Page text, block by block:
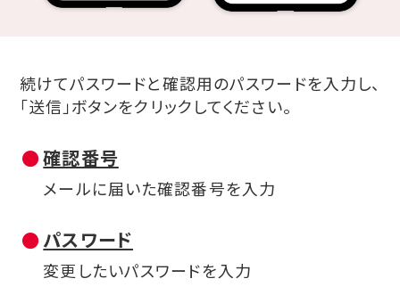
続けてパスワードと確認用のパスワードを入力し、
「送信」ボタンをクリックしてください。
確認番号
メールに届いた確認番号を入力
パスワード
変更したいパスワードを入力